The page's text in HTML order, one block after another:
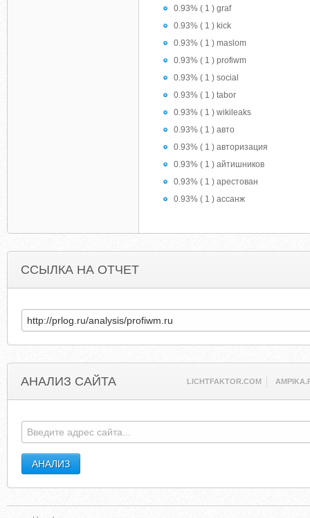
0.93% ( 1 ) graf
0.93% ( 1 ) kick
0.93% ( 1 ) maslom
0.93% ( 1 ) profiwm
0.93% ( 1 ) social
0.93% ( 1 ) tabor
0.93% ( 1 ) wikileaks
0.93% ( 1 ) авто
0.93% ( 1 ) авторизация
0.93% ( 1 ) айтишников
0.93% ( 1 ) арестован
0.93% ( 1 ) ассанж
ССЫЛКА НА ОТЧЕТ
АНАЛИЗ САЙТА LICHTFAKTOR.COM